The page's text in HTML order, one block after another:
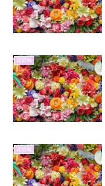
花情報
花情報